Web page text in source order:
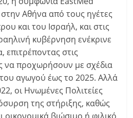
Αθήνα από τους ηγέτες
και του Ισραήλ, και στις
κυβέρνηση ενέκρινε
στις
να προχωρήσουν με σχέδια
αγωγού έως το 2025. Αλλά
οι Ηνωμένες Πολιτείες
της στήριξης, καθώς